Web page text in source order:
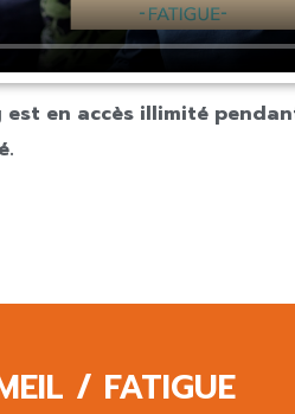
est en accès illimité
/ FATIGUE